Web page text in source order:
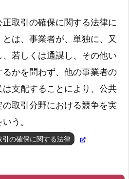
取引の確保に関する法律に
は、事業者が、単独に、又
若しくは通謀し、その他い
かを問わず、他の事業者の
支配することにより、公共
取引分野における競争を実
う。
の確保に関する法律